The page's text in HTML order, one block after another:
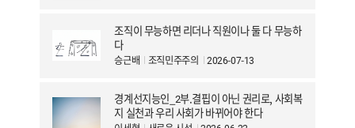
조직이 무능하면 리더나 직원이나 둘 다 무능하
다
승근배 조직민주주의 2026-07-13
경계선지능인_2부.결핍이 아닌 권리로, 사회복
지 실천과 우리 사회가 바뀌어야 한다